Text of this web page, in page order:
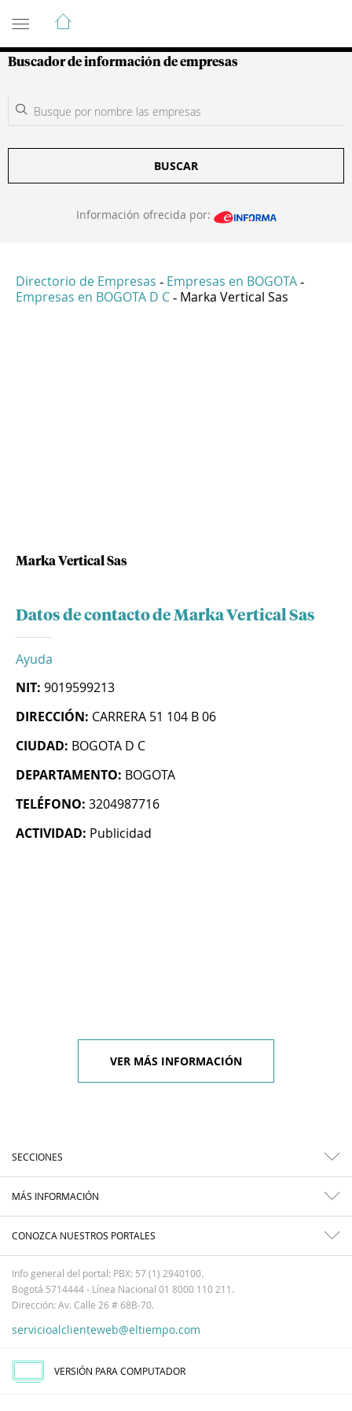
Guía de Empresas Colombianas
Buscador de información de empresas
BUSCAR
Información ofrecida por:
Directorio de Empresas - Empresas en BOGOTA -
Empresas en BOGOTA D C - Marka Vertical Sas
Marka Vertical Sas
Datos de contacto de Marka Vertical Sas
Ayuda
NIT: 9019599213
DIRECCIÓN: CARRERA 51 104 B 06
CIUDAD: BOGOTA D C
DEPARTAMENTO: BOGOTA
TELÉFONO: 3204987716
ACTIVIDAD: Publicidad
VER MÁS INFORMACIÓN
SECCIONES
MÁS INFORMACIÓN
CONOZCA NUESTROS PORTALES
Info general del portal: PBX: 57 (1) 2940100.
Bogotá 5714444 - Línea Nacional 01 8000 110 211.
Dirección: Av. Calle 26 # 68B-70.
servicioalclienteweb@eltiempo.com
VERSIÓN PARA COMPUTADOR